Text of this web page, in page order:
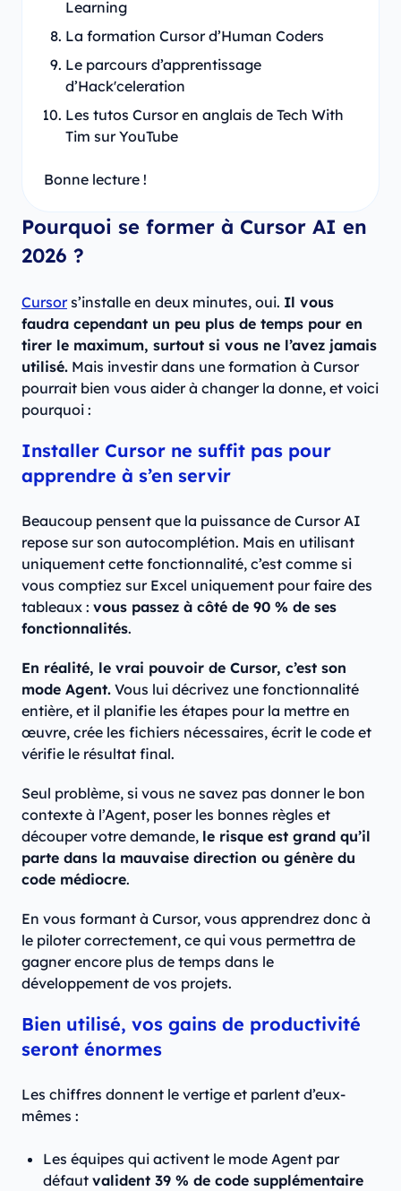
Learning
La formation Cursor d’Human Coders
Le parcours d’apprentissage
d’Hack'celeration
Les tutos Cursor en anglais de Tech With
Tim sur YouTube
Bonne lecture !
Pourquoi se former à Cursor AI en
2026 ?
Cursors’installe en deux minutes, oui. Il vous
faudra cependant un peu plus de temps pour en
tirer le maximum, surtout si vous ne l’avez jamais
utilisé. Mais investir dans une formation à Cursor
pourrait bien vous aider à changer la donne, et voici
pourquoi :
Installer Cursor ne suffit pas pour
apprendre à s’en servir
Beaucoup pensent que la puissance de Cursor AI
repose sur son autocomplétion. Mais en utilisant
uniquement cette fonctionnalité, c’est comme si
vous comptiez sur Excel uniquement pour faire des
tableaux : vous passez à côté de 90 % de ses
fonctionnalités.
En réalité, le vrai pouvoir de Cursor, c’est son
mode Agent. Vous lui décrivez une fonctionnalité
entière, et il planifie les étapes pour la mettre en
œuvre, crée les fichiers nécessaires, écrit le code et
vérifie le résultat final.
Seul problème, si vous ne savez pas donner le bon
contexte à l’Agent, poser les bonnes règles et
découper votre demande, le risque est grand qu’il
parte dans la mauvaise direction ou génère du
code médiocre.
En vous formant à Cursor, vous apprendrez donc à
le piloter correctement, ce qui vous permettra de
gagner encore plus de temps dans le
développement de vos projets.
Bien utilisé, vos gains de productivité
seront énormes
Les chiffres donnent le vertige et parlent d’eux-
mêmes :
Les équipes qui activent le mode Agent par
défaut valident 39 % de code supplémentaire